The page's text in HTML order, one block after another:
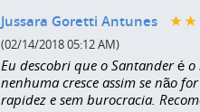
Jussara Goretti Antunes
(02/14/2018 05:12 AM)
Eu descobri que o Santander é
nenhuma cresce assim se não
rapidez e sem burocracia.